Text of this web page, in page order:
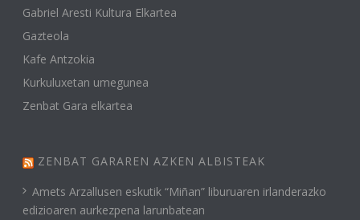
Gabriel Aresti Kultura Elkartea
Gazteola
Kafe Antzokia
Kurkuluxetan umegunea
Zenbat Gara elkartea
ZENBAT GARAREN AZKEN ALBISTEAK
Amets Arzallusen eskutik “Miñan” liburuaren irlanderazko
edizioaren aurkezpena larunbatean